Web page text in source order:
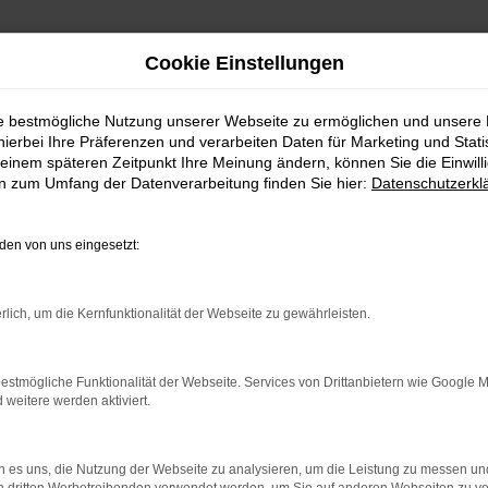
kaufen | Lieferservice nach Freudenstadt
günstig kaufen |
FÜR
Bei diesem Fahrzeug gehen
Vitara ist die Ausstattung. Unabhängig davon, ob
ein rundum tadelloses Modell. Wir vom Autohaus
Wenn Sie Ihre Mobilität auf den Straßen von
Cookie Einstellungen
bestmögliche Nutzung unserer Webseite zu ermöglichen und unsere
Ihre Präferenzen und verarbeiten Daten für Marketing und
späteren Zeitpunkt Ihre Meinung ändern, können Sie die
zum Umfang der Datenverarbeitung finden Sie hier:
von uns eingesetzt:
um die Kernfunktionalität der Webseite zu gewährleisten.
Funktionalität der Webseite. Services von Drittanbietern wie Google
weitere werden aktiviert.
es uns, die Nutzung der Webseite zu analysieren, um die Leistung zu messen